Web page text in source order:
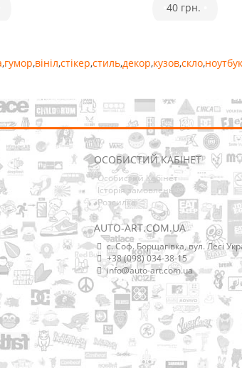
40 грн.
,гумор,вініл,стікер,стиль,декор,кузов,скло,ноутбук
ОСОБИСТИЙ КАБІНЕТ
Особистий Кабінет
Історія замовлень
Розсилка
AUTO-ART.COM.UA
с. Соф. Борщагівка, вул. Лесі
+38 (098) 034-38-15
info@auto-art.com.ua